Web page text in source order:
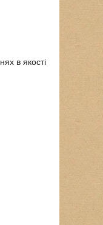
в якості